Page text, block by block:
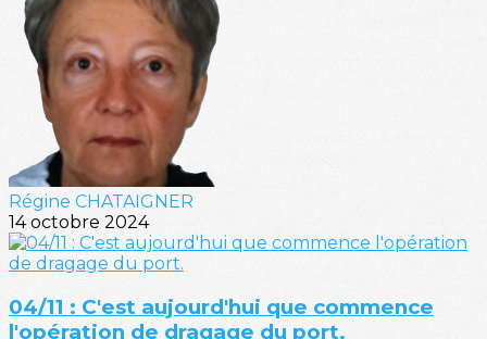
Régine CHATAIGNER
14 octobre 2024
04/11 : C'est aujourd'hui que commence
l'opération de dragage du port.